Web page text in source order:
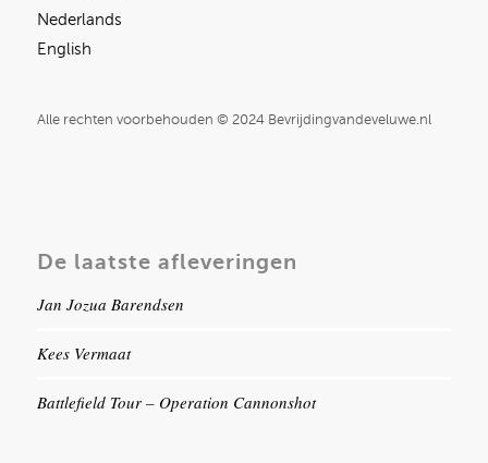
Nederlands
English
Alle rechten voorbehouden © 2024 Bevrijdingvandeveluwe.nl
De laatste afleveringen
Jan Jozua Barendsen
Kees Vermaat
Battlefield Tour – Operation Cannonshot